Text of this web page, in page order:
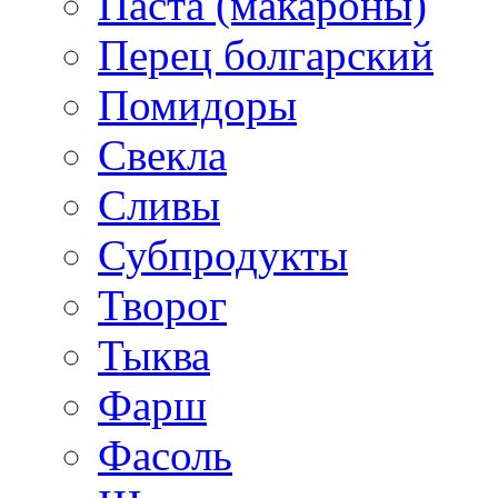
Перец болгарский
Помидоры
Свекла
Сливы
Субпродукты
Творог
Тыква
Фарш
Фасоль